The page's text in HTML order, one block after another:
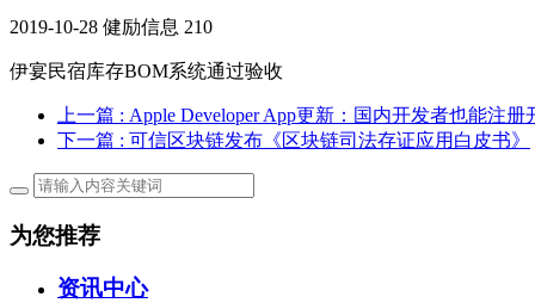
2019-10-28 健励信息 210
伊宴民宿库存BOM系统通过验收
上一篇 : Apple Developer App更新：国内开发者也能注册
下一篇 : 可信区块链发布《区块链司法存证应用白皮书》
为您推荐
资讯中心